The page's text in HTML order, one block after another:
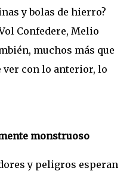
y bolas de hierro?
Confedere, Melio
muchos más que
ver con lo anterior, lo
monstruoso
y peligros esperan